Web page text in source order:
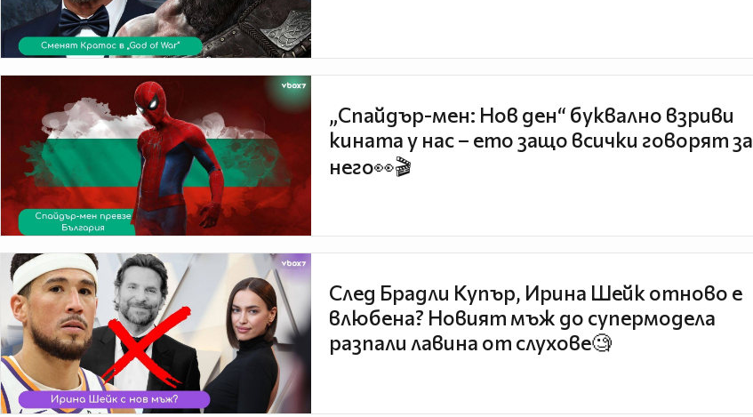
„Спайдър-мен: Нов ден“ буквално взриви
кината у нас – ето защо всички говорят за
него👀🎬
След Брадли Купър, Ирина Шейк отново е
влюбена? Новият мъж до супермодела
разпали лавина от слухове🧐